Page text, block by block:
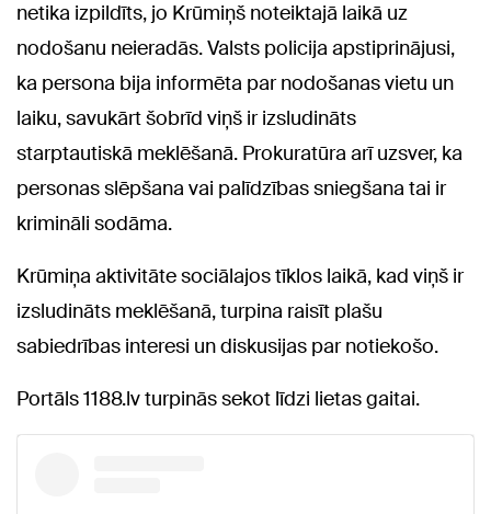
netika izpildīts, jo Krūmiņš noteiktajā laikā uz
nodošanu neieradās. Valsts policija apstiprinājusi,
ka persona bija informēta par nodošanas vietu un
laiku, savukārt šobrīd viņš ir izsludināts
starptautiskā meklēšanā. Prokuratūra arī uzsver, ka
personas slēpšana vai palīdzības sniegšana tai ir
krimināli sodāma.
Krūmiņa aktivitāte sociālajos tīklos laikā, kad viņš ir
izsludināts meklēšanā, turpina raisīt plašu
sabiedrības interesi un diskusijas par notiekošo.
Portāls 1188.lv turpinās sekot līdzi lietas gaitai.